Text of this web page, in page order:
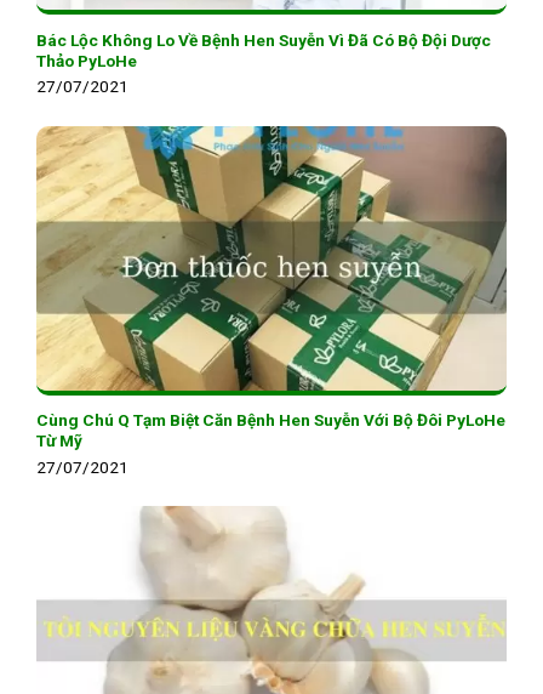
Bác Lộc Không Lo Về Bệnh Hen Suyễn Vì Đã Có Bộ Đội Dược
Thảo PyLoHe
27/07/2021
Cùng Chú Q Tạm Biệt Căn Bệnh Hen Suyễn Với Bộ Đôi PyLoHe
Từ Mỹ
27/07/2021